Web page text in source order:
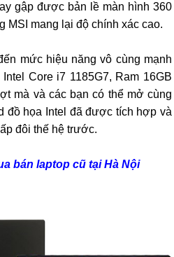
gập được bản lề màn hình 360
MSI mang lại độ chính xác cao.
mức hiệu năng vô cùng mạnh
Core i7 1185G7, Ram 16GB
mà và các bạn có thể mở cùng
đồ họa Intel đã được tích hợp và
đôi thế hệ trước.
bán laptop cũ tại Hà Nội